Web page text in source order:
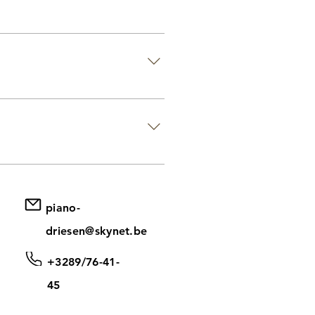
d'une large gamme
d'une journée, d'un
! Il est possible de prendre
piano-
driesen@skynet.be
+3289/76-41-
45